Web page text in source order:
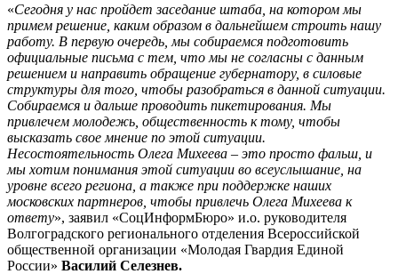
«Сегодня у нас пройдет заседание штаба, на котором мы
примем решение, каким образом в дальнейшем строить нашу
работу. В первую очередь, мы собираемся подготовить
официальные письма с тем, что мы не согласны с данным
решением и направить обращение губернатору, в силовые
структуры для того, чтобы разобраться в данной ситуации.
Собираемся и дальше проводить пикетирования. Мы
привлечем молодежь, общественность к тому, чтобы
высказать свое мнение по этой ситуации.
Несостоятельность Олега Михеева – это просто фальш, и
мы хотим понимания этой ситуации во всеуслышание, на
уровне всего региона, а также при поддержке наших
московских партнеров, чтобы привлечь Олега Михеева к
ответу», заявил «СоцИнформБюро» и.о. руководителя
Волгоградского регионального отделения Всероссийской
общественной организации «Молодая Гвардия Единой
России» Василий Селезнев.